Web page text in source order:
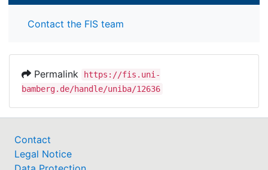
Contact the FIS team
Permalink
https://fis.uni-
bamberg.de/handle/uniba/12636
Contact
Legal Notice